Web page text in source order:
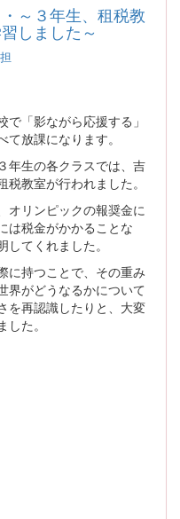
～３年生、租税教
しました～
「影ながら応援する」
放課になります。
年生の各クラスでは、吉
教室が行われました。
オリンピックの報奨金に
は税金がかかることな
てくれました。
に持つことで、その重み
界がどうなるかについて
を再認識したりと、大変
た。